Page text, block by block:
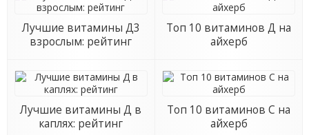
Лучшие витамины Д3
взрослым: рейтинг
Топ 10 витаминов Д на
айхерб
Лучшие витамины Д в
каплях: рейтинг
Топ 10 витаминов С на
айхерб